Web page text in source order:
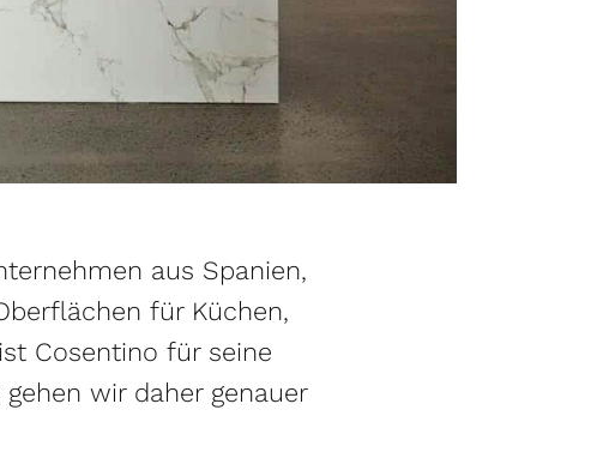
aus Spanien,
für Küchen,
Cosentino für seine
wir daher genauer